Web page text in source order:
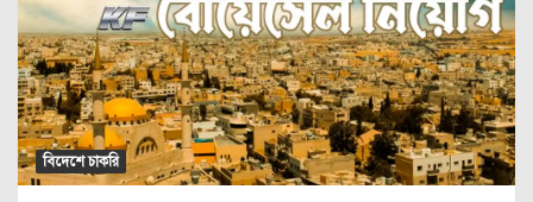
বিদেশে চাকরি